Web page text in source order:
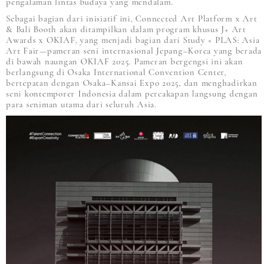
Sebagai bagian dari inisiatif ini, Connected Art Platform x Art
& Bali Booth akan ditampilkan dalam program khusus J+ Art
Awards x OKIAF, yang menjadi bagian dari Study × PLAS: Asia
Art Fair—pameran seni internasional Jepang–Korea yang berada
di bawah naungan OKIAF 2025. Pameran bergengsi ini akan
berlangsung di Osaka International Convention Center,
bertepatan dengan Osaka–Kansai Expo 2025, dan menghadirkan
seni kontemporer Indonesia dalam percakapan langsung dengan
para seniman utama dari seluruh Asia.